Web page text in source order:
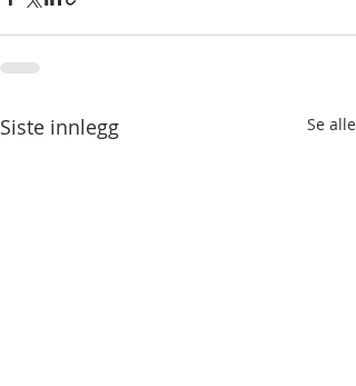
Siste innlegg Se alle